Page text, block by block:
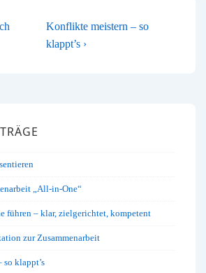
Nächster
Beitrag
Konflikte meistern – so
klappt’s ›
„All-in-One“
führen – klar, zielgerichtet, kompetent
zur Zusammenarbeit
klappt’s